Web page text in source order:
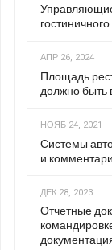
АПР 26, 2024
Площадь
должно быть
НОЯБ 24, 2021
Системы
и
ДЕК 28, 2023
Отчетные